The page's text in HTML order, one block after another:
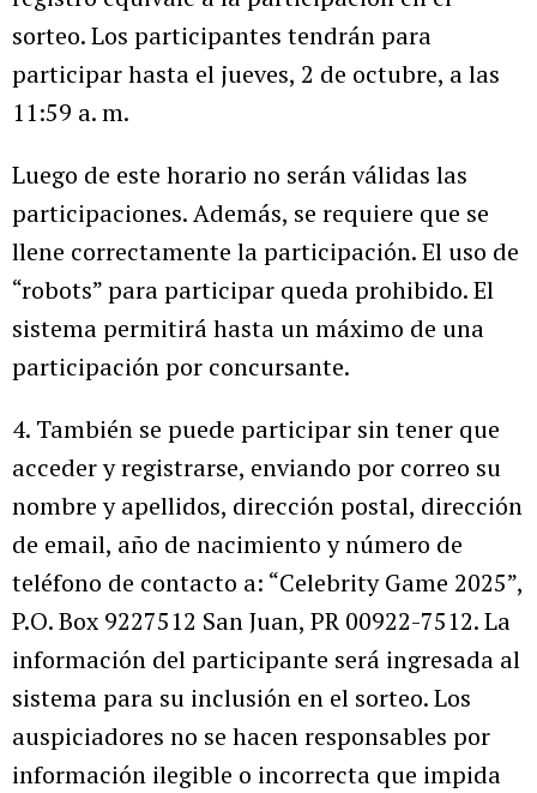
sorteo. Los participantes tendrán para
participar hasta el jueves, 2 de octubre, a las
11:59 a. m.
Luego de este horario no serán válidas las
participaciones. Además, se requiere que se
llene correctamente la participación. El uso de
“robots” para participar queda prohibido. El
sistema permitirá hasta un máximo de una
participación por concursante.
4. También se puede participar sin tener que
acceder y registrarse, enviando por correo su
nombre y apellidos, dirección postal, dirección
de email, año de nacimiento y número de
teléfono de contacto a: “Celebrity Game 2025”,
P.O. Box 9227512 San Juan, PR 00922-7512. La
información del participante será ingresada al
sistema para su inclusión en el sorteo. Los
auspiciadores no se hacen responsables por
información ilegible o incorrecta que impida